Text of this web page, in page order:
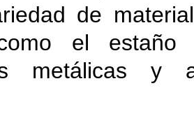
de
el
metálicas y